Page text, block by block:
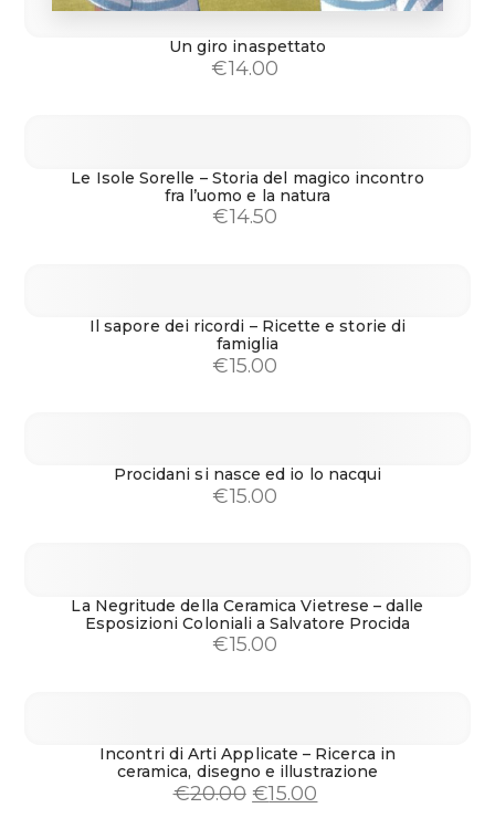
Un giro inaspettato
€14.00
Le Isole Sorelle – Storia del magico incontro
fra l’uomo e la natura
€14.50
Il sapore dei ricordi – Ricette e storie di
famiglia
€15.00
Procidani si nasce ed io lo nacqui
€15.00
La Negritude della Ceramica Vietrese – dalle
Esposizioni Coloniali a Salvatore Procida
€15.00
Incontri di Arti Applicate – Ricerca in
ceramica, disegno e illustrazione
€20.00 Il
€15.00